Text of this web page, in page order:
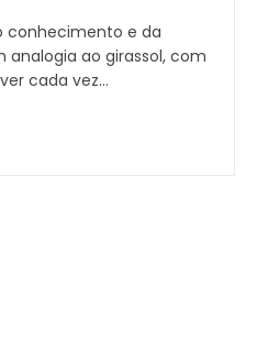
conhecimento e da
ao girassol, com
cada vez...